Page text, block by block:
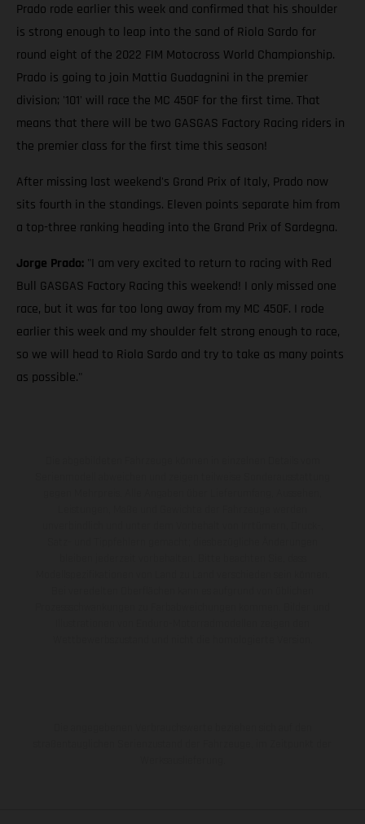
Prado rode earlier this week and confirmed that his shoulder
is strong enough to leap into the sand of Riola Sardo for
round eight of the 2022 FIM Motocross World Championship.
Prado is going to join Mattia Guadagnini in the premier
division; '101' will race the MC 450F for the first time. That
means that there will be two GASGAS Factory Racing riders in
the premier class for the first time this season!
After missing last weekend's Grand Prix of Italy, Prado now
sits fourth in the standings. Eleven points separate him from
a top-three ranking heading into the Grand Prix of Sardegna.
Jorge Prado: "I am very excited to return to racing with Red
Bull GASGAS Factory Racing this weekend! I only missed one
race, but it was far too long away from my MC 450F. I rode
earlier this week and my shoulder felt strong enough to race,
so we will head to Riola Sardo and try to take as many points
as possible."